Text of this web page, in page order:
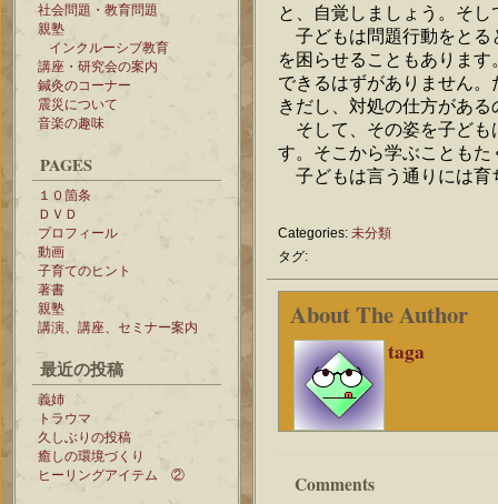
社会問題・教育問題
親塾
インクルーシブ教育
講座・研究会の案内
鍼灸のコーナー
震災について
音楽の趣味
PAGES
１０箇条
ＤＶＤ
プロフィール
動画
子育てのヒント
著書
親塾
講演、講座、セミナー案内
最近の投稿
義姉
トラウマ
久しぶりの投稿
癒しの環境づくり
ヒーリングアイテム ②
と、自覚しましょう。そ
子どもは問題行動をとる
を困らせることもありま
できるはずがありません
きだし、対処の仕方がある
そして、その姿を子ども
す。そこから学ぶことも
子どもは言う通りには育
Categories: 未分類
タグ:
About The Author
taga
Comments